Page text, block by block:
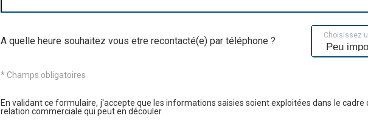
A quelle heure souhaitez vous etre recontacté(e) par téléphone ? Choisissez
* Champs obligatoires
En validant ce formulaire, j'accepte que les informations saisies soient exploitées dans le cadre
relation commerciale qui peut en découler.